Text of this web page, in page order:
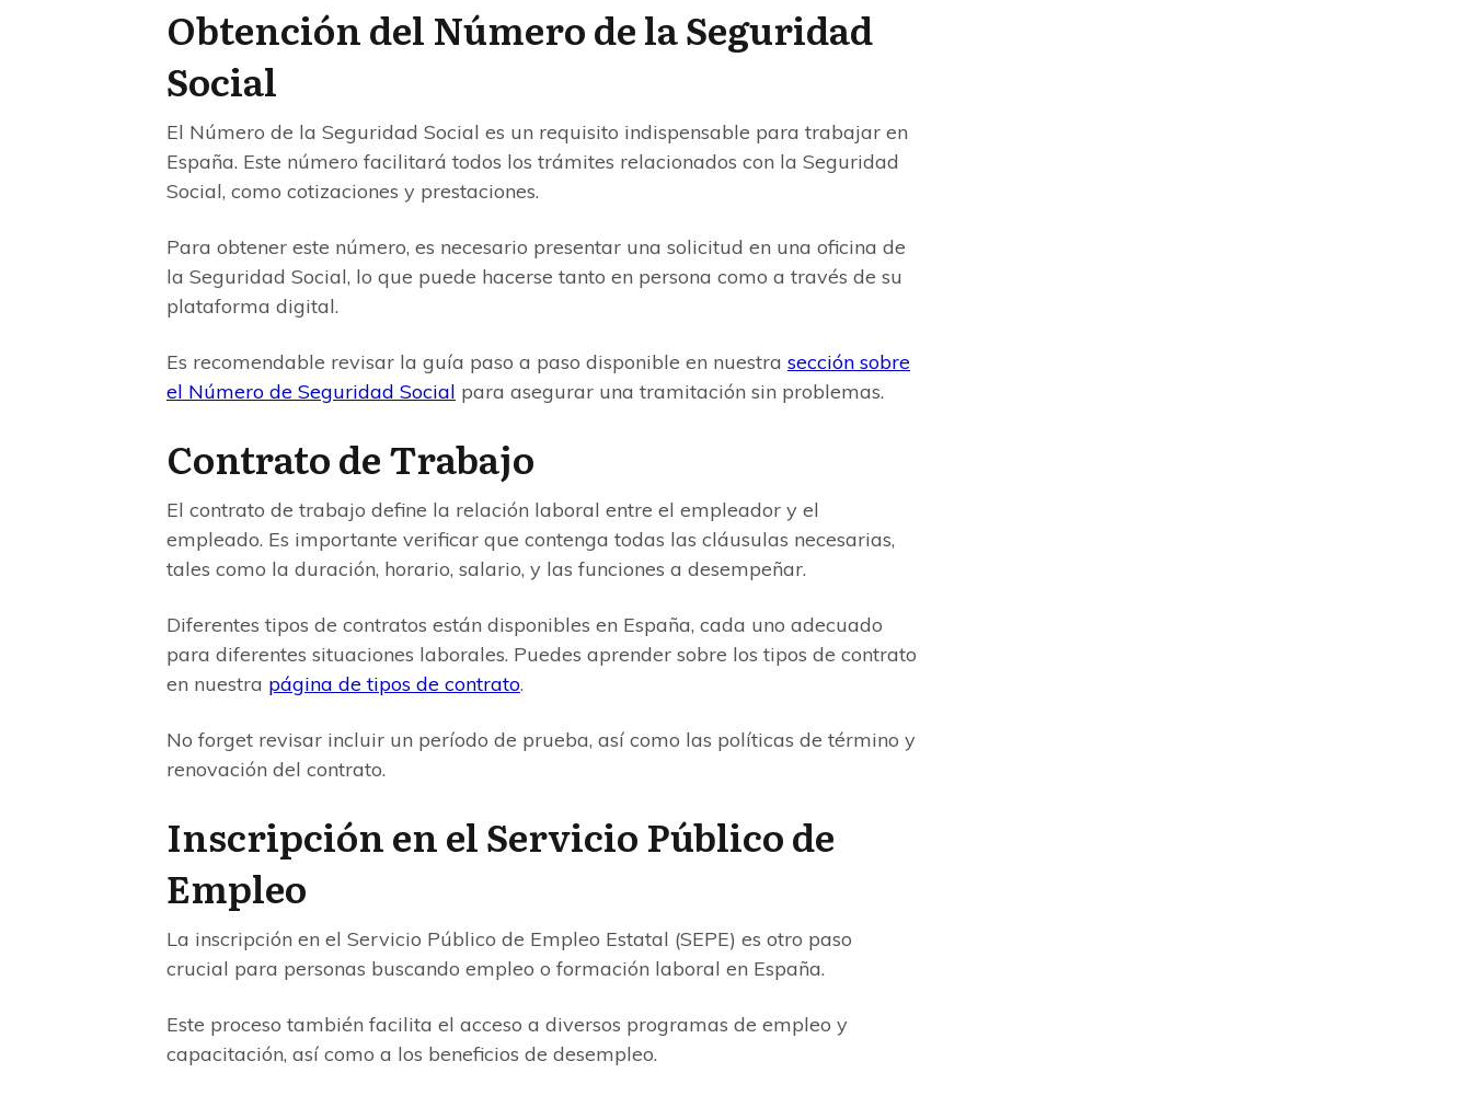
Obtención del Número de la Seguridad
Social
El Número de la Seguridad Social es un requisito indispensable para trabajar en
España. Este número facilitará todos los trámites relacionados con la Seguridad
Social, como cotizaciones y prestaciones.
Para obtener este número, es necesario presentar una solicitud en una oficina de
la Seguridad Social, lo que puede hacerse tanto en persona como a través de su
plataforma digital.
Es recomendable revisar la guía paso a paso disponible en nuestra sección sobre
el Número de Seguridad Social para asegurar una tramitación sin problemas.
Contrato de Trabajo
El contrato de trabajo define la relación laboral entre el empleador y el
empleado. Es importante verificar que contenga todas las cláusulas necesarias,
tales como la duración, horario, salario, y las funciones a desempeñar.
Diferentes tipos de contratos están disponibles en España, cada uno adecuado
para diferentes situaciones laborales. Puedes aprender sobre los tipos de contrato
en nuestra página de tipos de contrato.
No forget revisar incluir un período de prueba, así como las políticas de término y
renovación del contrato.
Inscripción en el Servicio Público de
Empleo
La inscripción en el Servicio Público de Empleo Estatal (SEPE) es otro paso
crucial para personas buscando empleo o formación laboral en España.
Este proceso también facilita el acceso a diversos programas de empleo y
capacitación, así como a los beneficios de desempleo.